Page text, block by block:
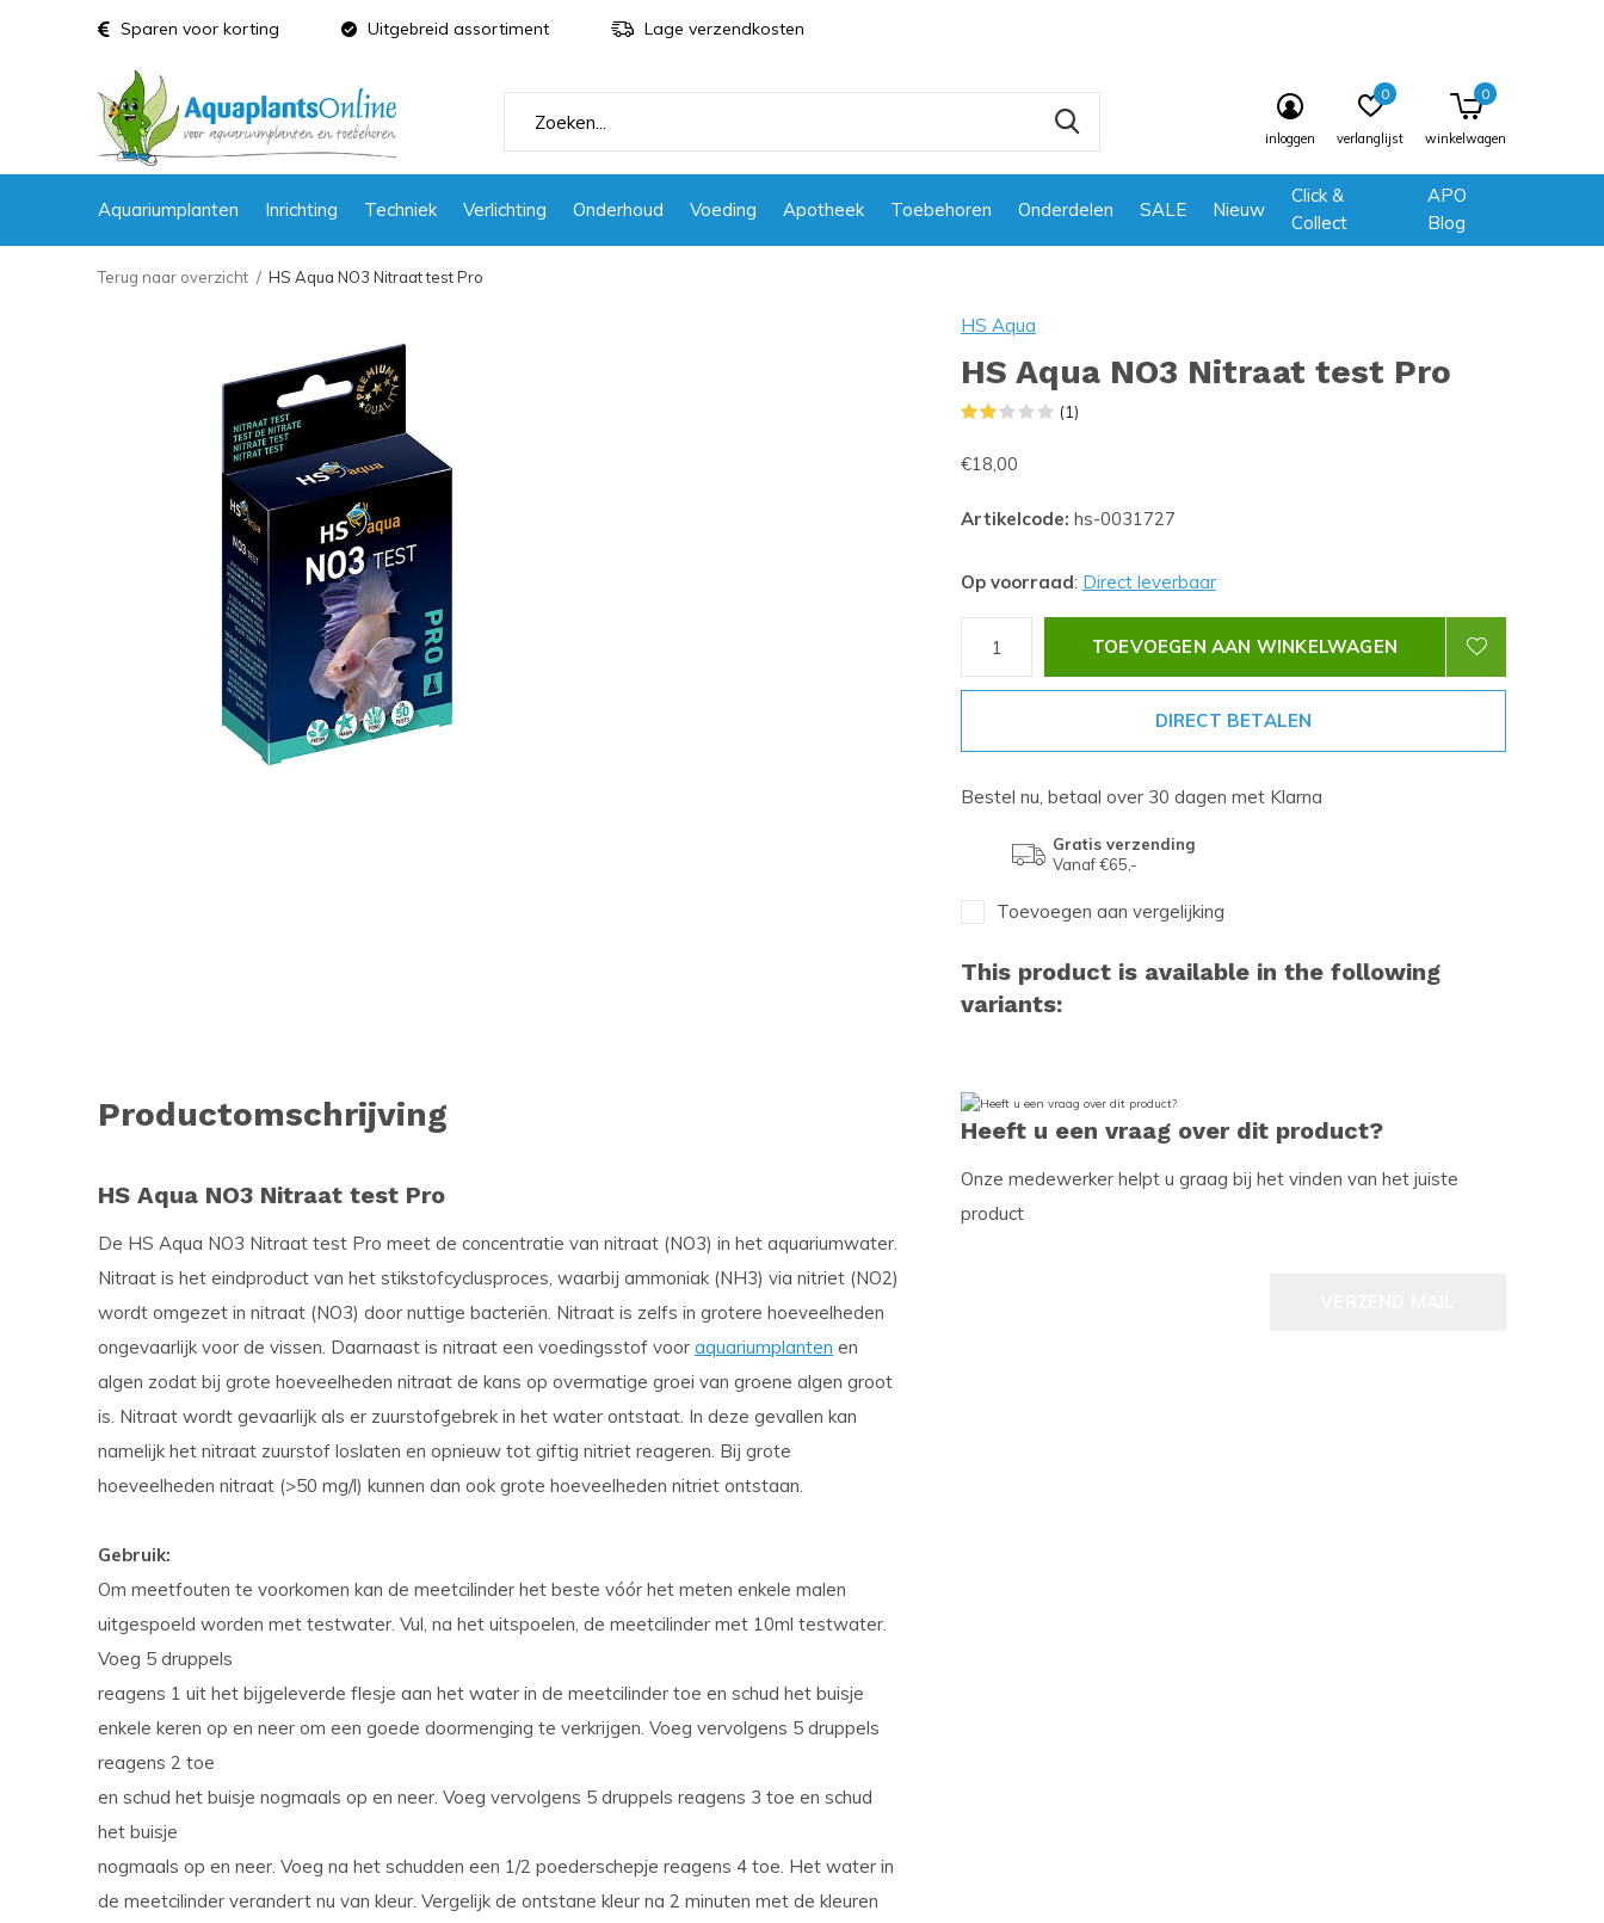
Aquariumplanten Inrichting Techniek Verlichting Onderhoud Voeding Apotheek Toebehoren Onderdelen SALE Nieuw
Click &
Collect
APO
Blog
inloggen verlanglijst
0
winkelwagen
0
Sparen voor korting Uitgebreid assortiment Lage verzendkosten
Terug naar overzicht HS Aqua NO3 Nitraat test Pro
HS Aqua
HS Aqua NO3 Nitraat test Pro
(1)
€18,00
Artikelcode: hs-0031727
Op voorraad: Direct leverbaar
TOEVOEGEN AAN WINKELWAGEN
DIRECT BETALEN
Bestel nu, betaal over 30 dagen met Klarna
Gratis verzending
Vanaf €65,-
Toevoegen aan vergelijking
This product is available in the following
variants:
Productomschrijving
HS Aqua NO3 Nitraat test Pro
De HS Aqua NO3 Nitraat test Pro meet de concentratie van nitraat (NO3) in het aquariumwater.
Nitraat is het eindproduct van het stikstofcyclusproces, waarbij ammoniak (NH3) via nitriet (NO2)
wordt omgezet in nitraat (NO3) door nuttige bacteriën. Nitraat is zelfs in grotere hoeveelheden
ongevaarlijk voor de vissen. Daarnaast is nitraat een voedingsstof voor aquariumplanten en
algen zodat bij grote hoeveelheden nitraat de kans op overmatige groei van groene algen groot
is. Nitraat wordt gevaarlijk als er zuurstofgebrek in het water ontstaat. In deze gevallen kan
namelijk het nitraat zuurstof loslaten en opnieuw tot giftig nitriet reageren. Bij grote
hoeveelheden nitraat (>50 mg/l) kunnen dan ook grote hoeveelheden nitriet ontstaan.
Gebruik:
Om meetfouten te voorkomen kan de meetcilinder het beste vóór het meten enkele malen
uitgespoeld worden met testwater. Vul, na het uitspoelen, de meetcilinder met 10ml testwater.
Voeg 5 druppels
reagens 1 uit het bijgeleverde flesje aan het water in de meetcilinder toe en schud het buisje
enkele keren op en neer om een goede doormenging te verkrijgen. Voeg vervolgens 5 druppels
reagens 2 toe
en schud het buisje nogmaals op en neer. Voeg vervolgens 5 druppels reagens 3 toe en schud
het buisje
nogmaals op en neer. Voeg na het schudden een 1/2 poederschepje reagens 4 toe. Het water in
de meetcilinder verandert nu van kleur. Vergelijk de ontstane kleur na 2 minuten met de kleuren
Heeft u een vraag over dit product?
Onze medewerker helpt u graag bij het vinden van het juiste
product